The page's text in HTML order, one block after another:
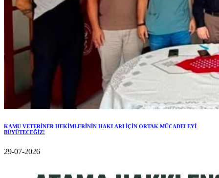
KAMU VETERİNER HEKİMLERİNİN HAKLARI İÇİN ORTAK MÜCADELEYİ
BÜYÜTECEĞİZ!
29-07-2026